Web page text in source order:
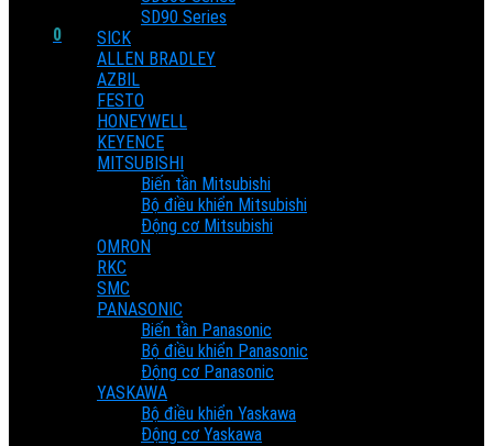
0
No products in the cart.
SD90 Series
SICK
ALLEN BRADLEY
AZBIL
FESTO
HONEYWELL
KEYENCE
MITSUBISHI
Biến tần Mitsubishi
Bộ điều khiển Mitsubishi
Động cơ Mitsubishi
OMRON
RKC
SMC
PANASONIC
Biến tần Panasonic
Bộ điều khiển Panasonic
Động cơ Panasonic
YASKAWA
Bộ điều khiển Yaskawa
Động cơ Yaskawa